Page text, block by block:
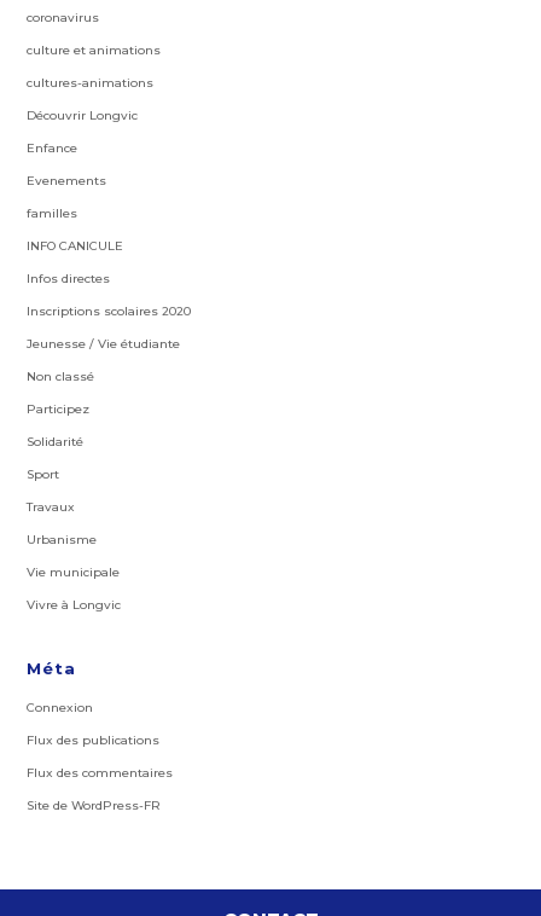
coronavirus
culture et animations
cultures-animations
Découvrir Longvic
Enfance
Evenements
familles
INFO CANICULE
Infos directes
Inscriptions scolaires 2020
Jeunesse / Vie étudiante
Non classé
Participez
Solidarité
Sport
Travaux
Urbanisme
Vie municipale
Vivre à Longvic
Méta
Connexion
Flux des publications
Flux des commentaires
Site de WordPress-FR